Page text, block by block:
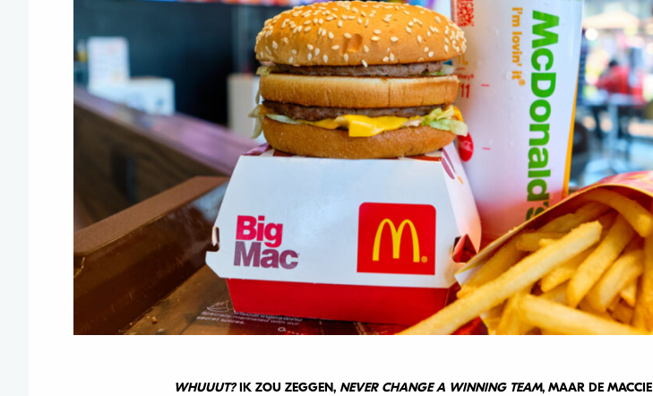
WHUUUT?IK ZOU ZEGGEN, NEVER CHANGE A WINNING TEAM, MAAR DE MACCIE